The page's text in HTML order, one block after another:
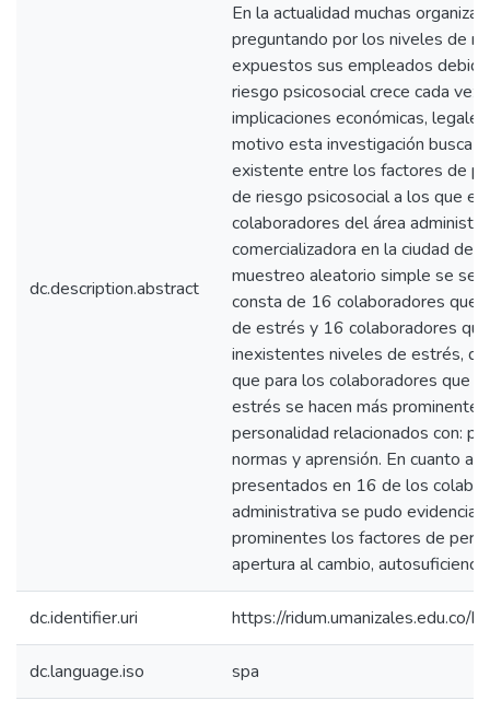
dc.description.abstract
En la actualidad muchas
preguntando por los niveles de
expuestos sus empleados
riesgo psicosocial crece cada vez
implicaciones económicas,
motivo esta investigación busca
existente entre los factores de
de riesgo psicosocial a los que
colaboradores del área
comercializadora en la ciudad de
muestreo aleatorio simple se
consta de 16 colaboradores que
de estrés y 16 colaboradores
inexistentes niveles de estrés,
que para los colaboradores que
estrés se hacen más
personalidad relacionados con:
normas y aprensión. En cuanto a
presentados en 16 de los
administrativa se pudo evidenciar
prominentes los factores de
apertura al cambio,
dc.identifier.uri https://
dc.language.iso spa